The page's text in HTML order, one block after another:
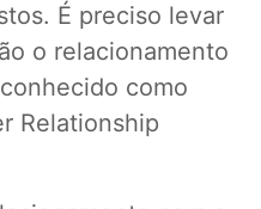
É preciso levar
o relacionamento
como
Relationship